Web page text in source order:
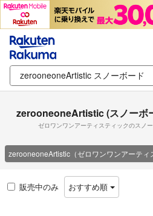
zerooneoneArtistic (スノーボ
ゼロワンワンアーティスティックのスノ
zerooneoneArtistic（ゼロワンワンアーティ
販売中のみ おすすめ順